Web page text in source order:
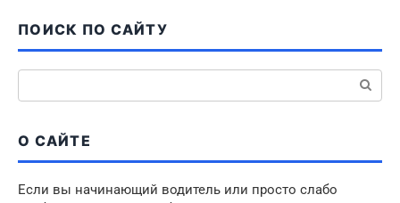
ПОИСК ПО САЙТУ
Поиск:
О САЙТЕ
Если вы начинающий водитель или просто слабо